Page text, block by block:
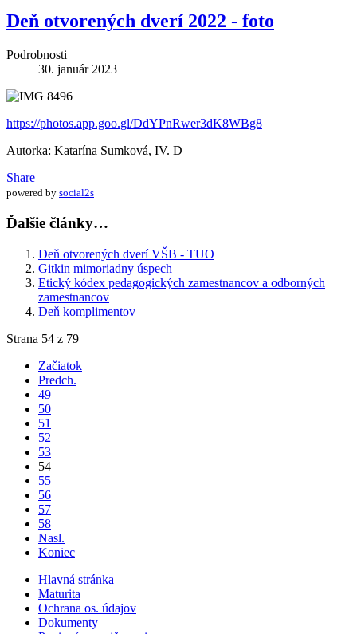
Deň otvorených dverí 2022 - foto
Podrobnosti
30. január 2023
https://photos.app.goo.gl/DdYPnRwer3dK8WBg8
Autorka: Katarína Sumková, IV. D
Share
powered by social2s
Ďalšie články…
Deň otvorených dverí VŠB - TUO
Gitkin mimoriadny úspech
Etický kódex pedagogických zamestnancov a odborných
zamestnancov
Deň komplimentov
Strana 54 z 79
Začiatok
Predch.
49
50
51
52
53
54
55
56
57
58
Nasl.
Koniec
Hlavná stránka
Maturita
Ochrana os. údajov
Dokumenty